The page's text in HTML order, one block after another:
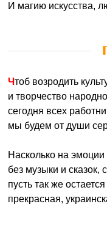
И магию искусства,
Чтоб возродить
и творчество
сегодня всех
мы будем от души
Насколько на
без музыки и сказок,
пусть так же
прекрасная,